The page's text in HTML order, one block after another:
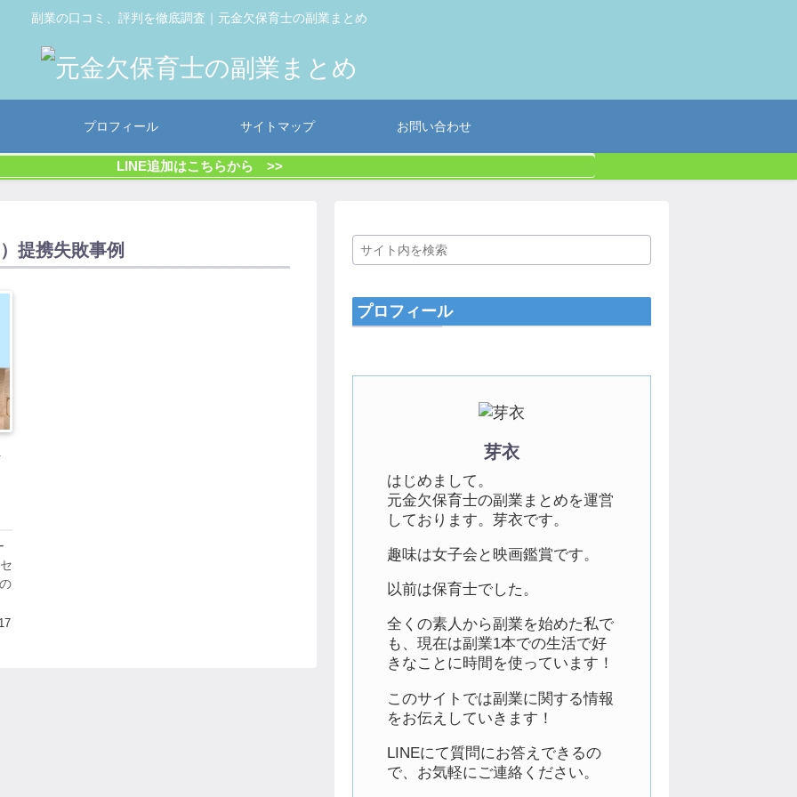
副業の口コミ、評判を徹底調査｜元金欠保育士の副業まとめ
プロフィール サイトマップ お問い合わせ
LINE追加はこちらから >>
提携失敗事例
プロフィール
芽衣
はじめまして。
元金欠保育士の副業まとめを運営
しております。芽衣です。
趣味は女子会と映画鑑賞です。
以前は保育士でした。
全くの素人から副業を始めた私で
も、現在は副業1本での生活で好
きなことに時間を使っています！
このサイトでは副業に関する情報
をお伝えしていきます！
LINEにて質問にお答えできるの
で、お気軽にご連絡ください。